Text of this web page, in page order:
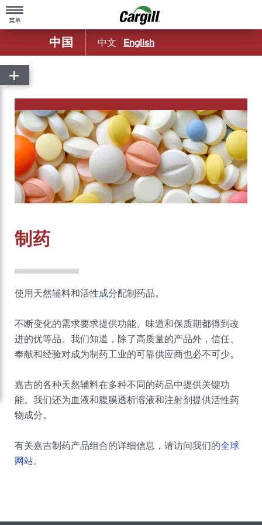
关于嘉吉
公司简介
造福社区
百年基业
嘉吉中国50年历程
产品与服务
农业
动物营养
食品配料及应用
嘉吉远洋运输部
制药
职业发展
可持续发展
媒体报道
嘉吉中国业务分布
中国 中文 | English
制药
使用天然辅料和活性成分配制药品。
不断变化的需求要求提供功能、味道和保质期都得到改
进的优等品。我们知道，除了高质量的产品外，信任、
奉献和经验对成为制药工业的可靠供应商也必不可少。
嘉吉的各种天然辅料在多种不同的药品中提供关键功
能。我们还为血液和腹膜透析溶液和注射剂提供活性药
物成分。
有关嘉吉制药产品组合的详细信息，请访问我们的全球
网站